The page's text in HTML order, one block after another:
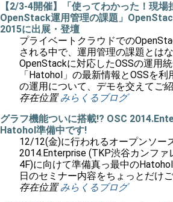
【2/3-4開催】「使ってわかった！現場
OpenStack運用管理の課題」
2015に出展・登壇
プライベートクラウドでの
される中で、運用管理の課題とは
OpenStackに対応したOSSの運用
「Hatohol」の最新情報とOSSを
の運用について、デモを交えてご紹
存在位置 みらくるブログ
グラフ機能ついに搭載!? OSC
Hatohol準備中です!
12/12(金)に行われるオープンソー
2014.Enterprise (TKP渋谷カンファ
4F)に向けて準備真っ最中の
日のセミナー内容をちょっとだけご
存在位置 みらくるブログ